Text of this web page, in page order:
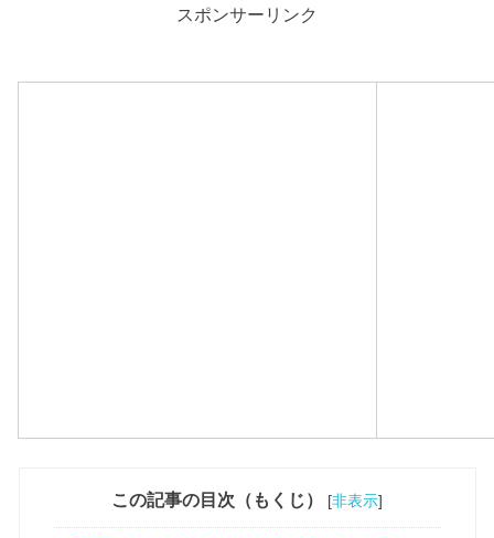
スポンサーリンク
この記事の目次（もくじ） [非表示]